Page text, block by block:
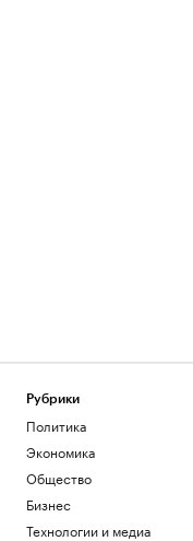
Рубрики
Политика
Экономика
Общество
Бизнес
Технологии и медиа